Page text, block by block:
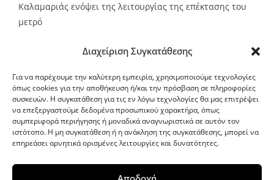
Διαχείριση Συγκατάθεσης
Για να παρέχουμε την καλύτερη εμπειρία, χρησιμοποιούμε τεχνολογίες
όπως cookies για την αποθήκευση ή/και την πρόσβαση σε πληροφορίες
συσκευών. Η συγκατάθεση για τις εν λόγω τεχνολογίες θα μας επιτρέψει
να επεξεργαστούμε δεδομένα προσωπικού χαρακτήρα, όπως
συμπεριφορά περιήγησης ή μοναδικά αναγνωριστικά σε αυτόν τον
ιστότοπο. Η μη συγκατάθεση ή η ανάκληση της συγκατάθεσης, μπορεί να
επηρεάσει αρνητικά ορισμένες λειτουργίες και δυνατότητες.
Καλαμαριάς ενόψει της λειτουργίας της επέκτασης του
μετρό
G-point.gr